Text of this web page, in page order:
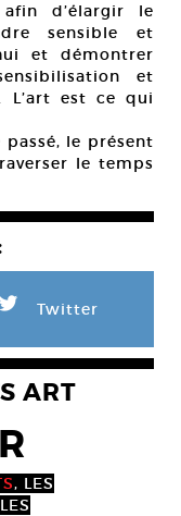
afin d’élargir le
sensible et
et démontrer
et
L’art est ce qui
le présent
le temps
L Twitter
ART
, LES